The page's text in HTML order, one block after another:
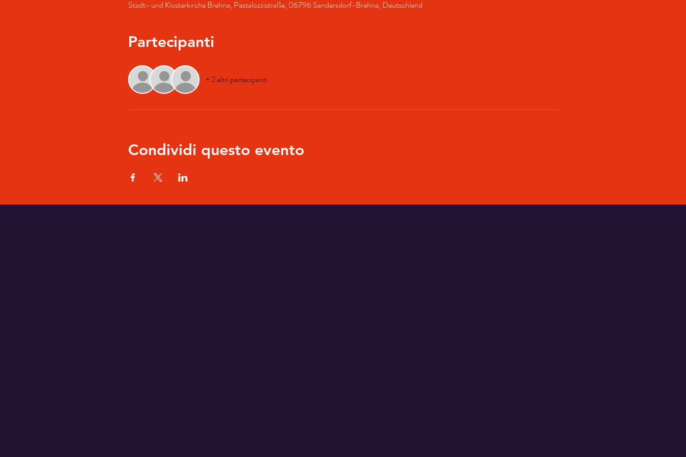
Stadt- und Klosterkirche Brehna, Pestalozzistraße, 06796 Sandersdorf-Brehna, Deutschland
Partecipanti
+ 2 altri partecipanti
Condividi questo evento